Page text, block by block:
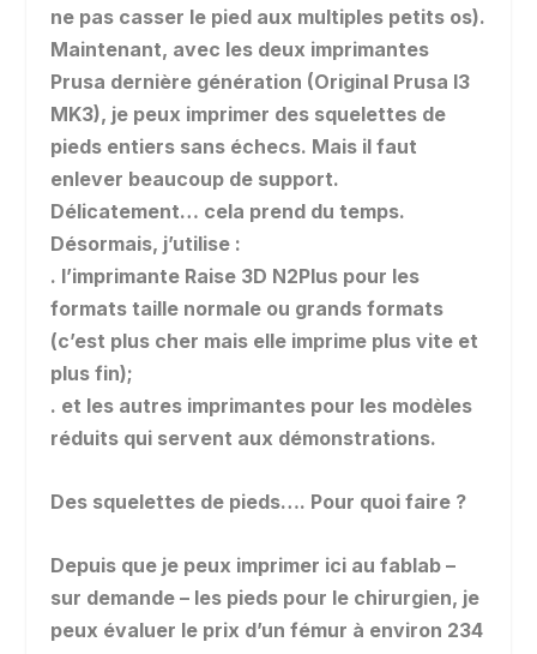
ne pas casser le pied aux multiples petits os).
Maintenant, avec les deux imprimantes
Prusa dernière génération (Original Prusa I3
MK3), je peux imprimer des squelettes de
pieds entiers sans échecs. Mais il faut
enlever beaucoup de support.
Délicatement… cela prend du temps.
Désormais, j’utilise :
. l’imprimante Raise 3D N2Plus pour les
formats taille normale ou grands formats
(c’est plus cher mais elle imprime plus vite et
plus fin);
. et les autres imprimantes pour les modèles
réduits qui servent aux démonstrations.
Des squelettes de pieds…. Pour quoi faire ?
Depuis que je peux imprimer ici au fablab –
sur demande – les pieds pour le chirurgien, je
peux évaluer le prix d’un fémur à environ 234